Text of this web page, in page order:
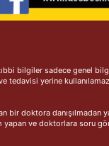
bilgiler sadece genel
tedavisi yerine
bir doktora danışılmadan
ve doktorlara soru